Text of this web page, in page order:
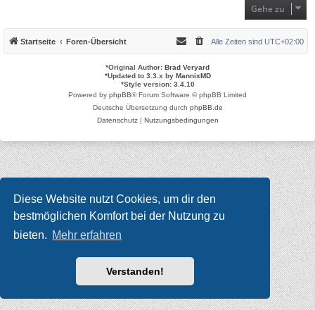
Diese Website nutzt Cookies, um dir den
bestmöglichen Komfort bei der Nutzung zu
bieten. Mehr erfahren
Verstanden!
Gehe zu
Startseite Foren-Übersicht Alle Zeiten sind UTC+02:00
*Original Author: Brad Veryard
*Updated to 3.3.x by MannixMD
*Style version: 3.4.10
Powered by phpBB® Forum Software © phpBB Limited
Deutsche Übersetzung durch phpBB.de
Datenschutz| Nutzungsbedingungen